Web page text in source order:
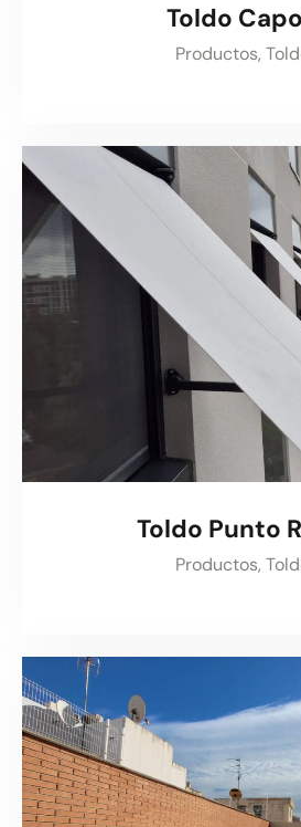
Toldo
Productos,
Toldo Punto
Productos,